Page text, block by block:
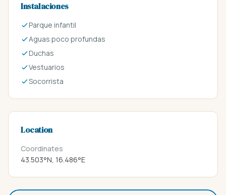
Instalaciones
Parque infantil
Aguas poco profundas
Duchas
Vestuarios
Socorrista
Location
Coordinates
43.503°N, 16.486°E